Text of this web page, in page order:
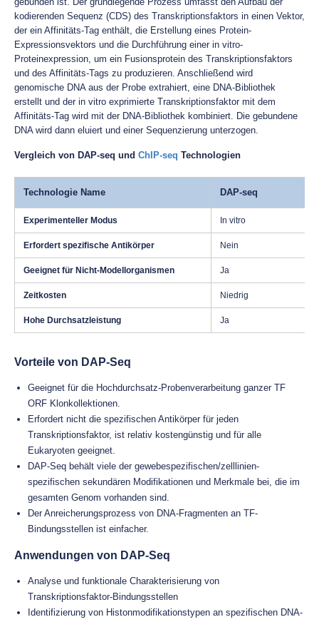
kodierenden Sequenz (CDS) des Transkriptionsfaktors in einen Vektor,
der ein Affinitäts-Tag enthält, die Erstellung eines Protein-
Expressionsvektors und die Durchführung einer in vitro-
Proteinexpression, um ein Fusionsprotein des Transkriptionsfaktors
und des Affinitäts-Tags zu produzieren. Anschließend wird
genomische DNA aus der Probe extrahiert, eine DNA-Bibliothek
erstellt und der in vitro exprimierte Transkriptionsfaktor mit dem
Affinitäts-Tag wird mit der DNA-Bibliothek kombiniert. Die gebundene
DNA wird dann eluiert und einer Sequenzierung unterzogen.
Vergleich von DAP-seq und ChIP-seq Technologien
Technologie Name DAP-seq
Experimenteller Modus In vitro
Erfordert spezifische Antikörper Nein
Geeignet für Nicht-Modellorganismen Ja
Zeitkosten Niedrig
Hohe Durchsatzleistung Ja
Vorteile von DAP-Seq
Geeignet für die Hochdurchsatz-Probenverarbeitung ganzer TF
ORF Klonkollektionen.
Erfordert nicht die spezifischen Antikörper für jeden
Transkriptionsfaktor, ist relativ kostengünstig und für alle
Eukaryoten geeignet.
DAP-Seq behält viele der gewebespezifischen/zelllinien-
spezifischen sekundären Modifikationen und Merkmale bei, die im
gesamten Genom vorhanden sind.
Der Anreicherungsprozess von DNA-Fragmenten an TF-
Bindungsstellen ist einfacher.
Anwendungen von DAP-Seq
Analyse und funktionale Charakterisierung von
Transkriptionsfaktor-Bindungsstellen
Identifizierung von Histonmodifikationstypen an spezifischen DNA-